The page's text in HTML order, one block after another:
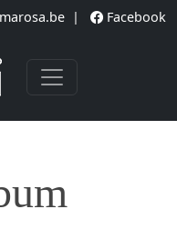
| Facebook